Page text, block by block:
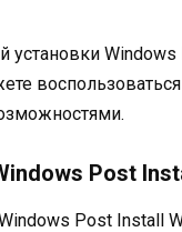
установки
Post
Post Install